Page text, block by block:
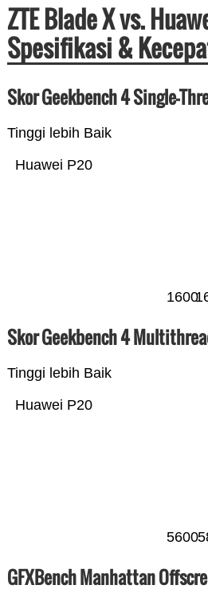
ZTE Blade X vs.
Spesifikasi &
Skor Geekbench 4 Single-
Tinggi lebih Baik
Huawei P20
1600
Skor Geekbench 4
Tinggi lebih Baik
Huawei P20
5600
GFXBench Manhattan